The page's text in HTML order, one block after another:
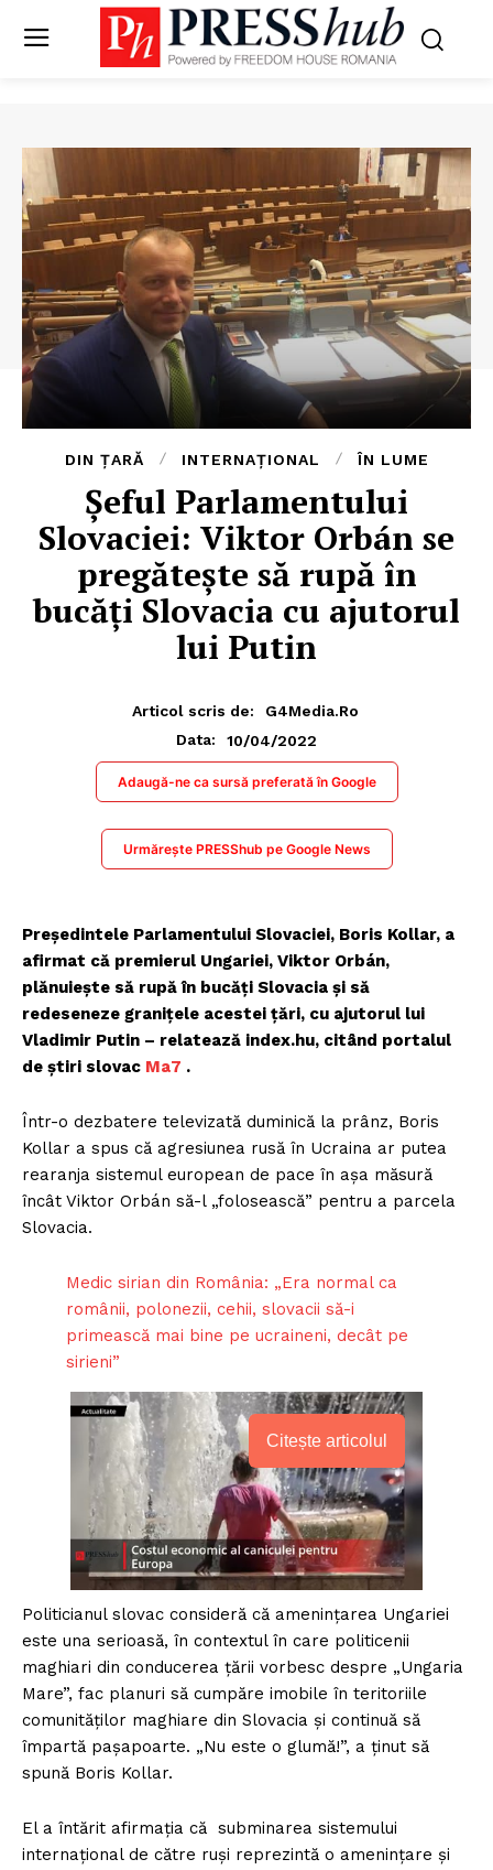
DIN ȚARĂ INTERNAȚIONAL ÎN LUME
Șeful Parlamentului
Slovaciei: Viktor Orbán se
pregătește să rupă în
bucăți Slovacia cu ajutorul
lui Putin
Articol scris de:
G4Media.ro
Data:
10/04/2022
Adaugă-ne ca sursă preferată în Google
Urmărește PRESShub pe Google News
Președintele Parlamentului Slovaciei, Boris Kollar, a
afirmat că premierul Ungariei, Viktor Orbán,
plănuiește să rupă în bucăți Slovacia și să
redeseneze granițele acestei țări, cu ajutorul lui
Vladimir Putin – relatează index.hu, citând portalul
de știri slovac Ma7 .
Într-o dezbatere televizată duminică la prânz, Boris
Kollar a spus că agresiunea rusă în Ucraina ar putea
rearanja sistemul european de pace în așa măsură
încât Viktor Orbán să-l „folosească” pentru a parcela
Slovacia.
Medic sirian din România: „Era normal ca
românii, polonezii, cehii, slovacii să-i
primească mai bine pe ucraineni, decât pe
sirieni”
Citește articolul
Politicianul slovac consideră că amenințarea Ungariei
este una serioasă, în contextul în care politicenii
maghiari din conducerea țării vorbesc despre „Ungaria
Mare”, fac planuri să cumpăre imobile în teritoriile
comunităților maghiare din Slovacia și continuă să
împartă pașapoarte. „Nu este o glumă!”, a ținut să
spună Boris Kollar.
El a întărit afirmația că subminarea sistemului
internațional de către ruși reprezintă o amenințare și